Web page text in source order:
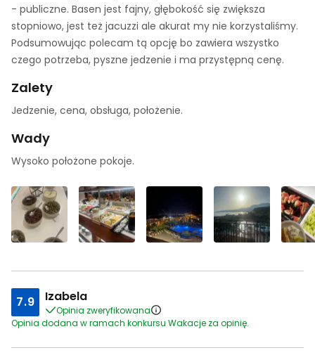
- publiczne. Basen jest fajny, głębokość się zwiększa
stopniowo, jest też jacuzzi ale akurat my nie korzystaliśmy.
Podsumowując polecam tą opcję bo zawiera wszystko
czego potrzeba, pyszne jedzenie i ma przystępną cenę.
Zalety
Jedzenie, cena, obsługa, położenie.
Wady
Wysoko położone pokoje.
7.9 Izabela
Opinia zweryfikowana
Opinia dodana w ramach konkursu Wakacje za opinię.